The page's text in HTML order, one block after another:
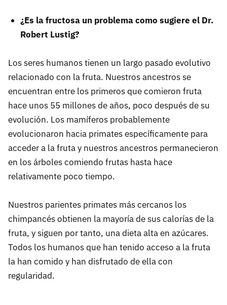
¿Es la fructosa un problema como sugiere el Dr.
Robert Lustig?
Los seres humanos tienen un largo pasado evolutivo
relacionado con la fruta. Nuestros ancestros se
encuentran entre los primeros que comieron fruta
hace unos 55 millones de años, poco después de su
evolución. Los mamíferos probablemente
evolucionaron hacia primates específicamente para
acceder a la fruta y nuestros ancestros permanecieron
en los árboles comiendo frutas hasta hace
relativamente poco tiempo.
Nuestros parientes primates más cercanos los
chimpancés obtienen la mayoría de sus calorías de la
fruta, y siguen por tanto, una dieta alta en azúcares.
Todos los humanos que han tenido acceso a la fruta
la han comido y han disfrutado de ella con
regularidad.